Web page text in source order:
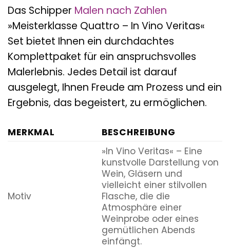
Das Schipper Malen nach Zahlen
»Meisterklasse Quattro – In Vino Veritas«
Set bietet Ihnen ein durchdachtes
Komplettpaket für ein anspruchsvolles
Malerlebnis. Jedes Detail ist darauf
ausgelegt, Ihnen Freude am Prozess und ein
Ergebnis, das begeistert, zu ermöglichen.
MERKMAL BESCHREIBUNG
Motiv
»In Vino Veritas« – Eine
kunstvolle Darstellung von
Wein, Gläsern und
vielleicht einer stilvollen
Flasche, die die
Atmosphäre einer
Weinprobe oder eines
gemütlichen Abends
einfängt.